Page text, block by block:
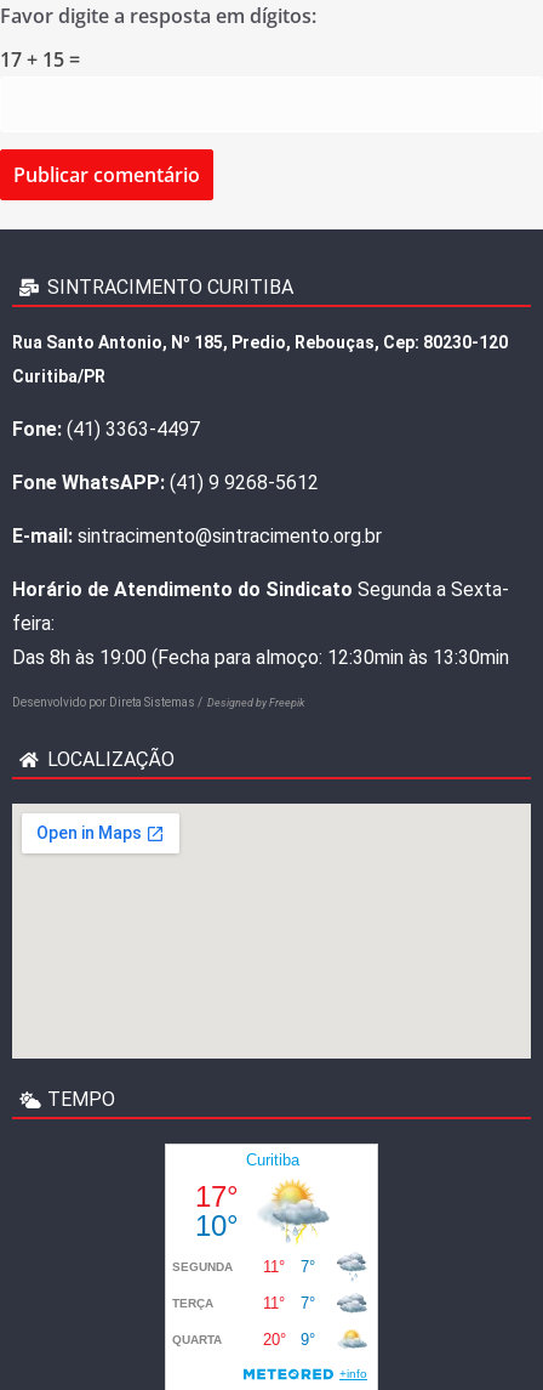
Favor digite a resposta em dígitos:
17 + 15 =
SINTRACIMENTO CURITIBA
Rua Santo Antonio, Nº 185, Predio, Rebouças, Cep: 80230-120
Curitiba/PR
Fone: (41) 3363-4497
Fone WhatsAPP: (41) 9 9268-5612
E-mail: sintracimento@sintracimento.org.br
Horário de Atendimento do Sindicato Segunda a Sexta-
feira:
Das 8h às 19:00 (Fecha para almoço: 12:30min às 13:30min
Desenvolvido por Direta Sistemas / Designed by Freepik
LOCALIZAÇÃO
TEMPO